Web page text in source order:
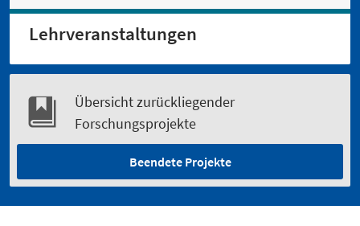
Lehrveranstaltungen
Übersicht zurückliegender
Forschungsprojekte
Beendete Projekte